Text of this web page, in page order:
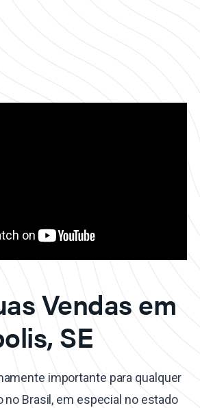
Vendas em
SE
importante para qualquer
no Brasil, em especial no estado